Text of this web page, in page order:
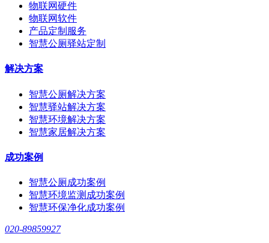
物联网硬件
物联网软件
产品定制服务
智慧公厕驿站定制
解决方案
智慧公厕解决方案
智慧驿站解决方案
智慧环境解决方案
智慧家居解决方案
成功案例
智慧公厕成功案例
智慧环境监测成功案例
智慧环保净化成功案例
020-89859927